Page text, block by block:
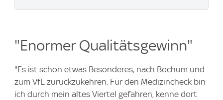
"Enormer Qualitätsgewinn"
"Es ist schon etwas Besonderes, nach Bochum und
zum VfL zurückzukehren. Für den Medizincheck bin
ich durch mein altes Viertel gefahren, kenne dort